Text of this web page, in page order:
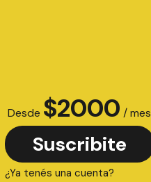
Desde $2000 / mes
Suscribite
¿Ya tenés una cuenta?